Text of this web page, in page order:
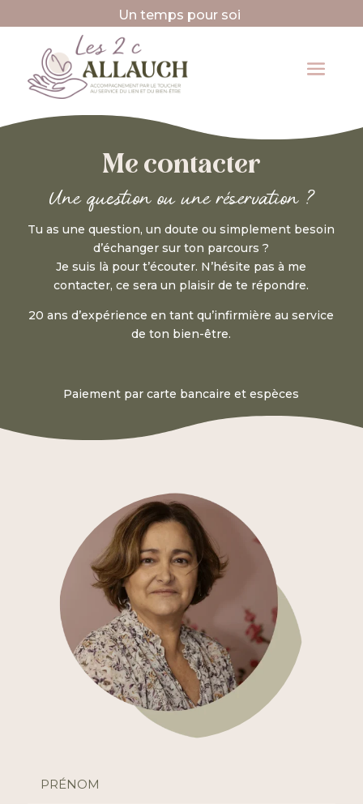
Un temps pour soi
Me contacter
Une question ou une réservation ?
Tu as une question, un doute ou simplement besoin
d’échanger sur ton parcours ?
Je suis là pour t’écouter. N’hésite pas à me
contacter, ce sera un plaisir de te répondre.
20 ans d’expérience en tant qu’infirmière au service
de ton bien-être.
Paiement par carte bancaire et espèces